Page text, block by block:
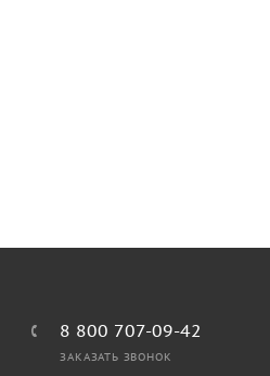
8 800 707-09-42
ЗАКАЗАТЬ ЗВОНОК